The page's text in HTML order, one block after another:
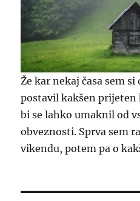
Že kar nekaj časa sem
postavil kakšen
bi se lahko umaknil od
obveznosti. Sprva sem
vikendu, potem pa o